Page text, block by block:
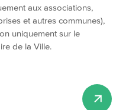
aux associations,
et autres communes),
uniquement sur le
de la Ville.